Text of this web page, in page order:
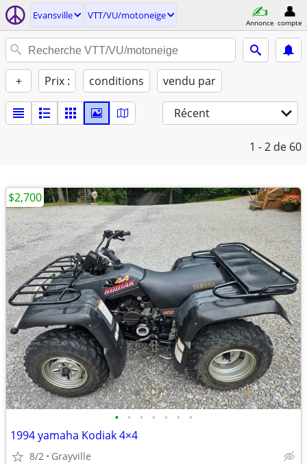
Evansville VTT/VU/motoneige
Annonce compte
+ Prix : conditions vendu par
Récent
1 - 2 de 60
• • • • • • •
1994 yamaha Kodiak 4×4
8/2 Grayville
$2,700